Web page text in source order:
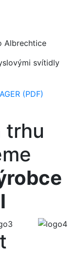
Albrechtice
svítidly
(PDF)
trhu